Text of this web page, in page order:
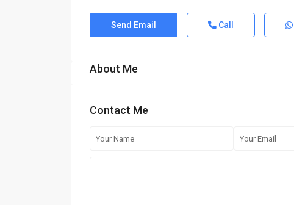
Send Email Call
About Me
Contact Me